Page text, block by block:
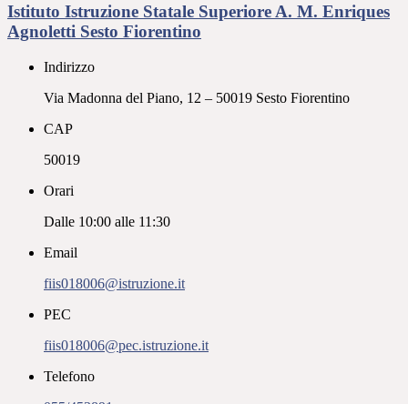
Istituto Istruzione Statale Superiore A. M. Enriques
Agnoletti Sesto Fiorentino
Indirizzo
Via Madonna del Piano, 12 – 50019 Sesto Fiorentino
CAP
50019
Orari
Dalle 10:00 alle 11:30
Email
fiis018006@istruzione.it
PEC
fiis018006@pec.istruzione.it
Telefono